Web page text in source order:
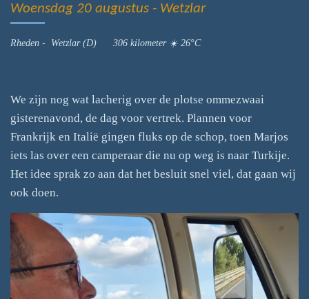
Woensdag 20 augustus - Wetzlar
Rheden - Wetzlar (D) 306 kilometer ☀️ 26°C
We zijn nog wat lacherig over de plotse ommezwaai
gisterenavond, de dag voor vertrek. Plannen voor
Frankrijk en Italië gingen fluks op de schop, toen Marjos
iets las over een camperaar die nu op weg is naar Turkije.
Het idee sprak zo aan dat het besluit snel viel, dat gaan wij
ook doen.